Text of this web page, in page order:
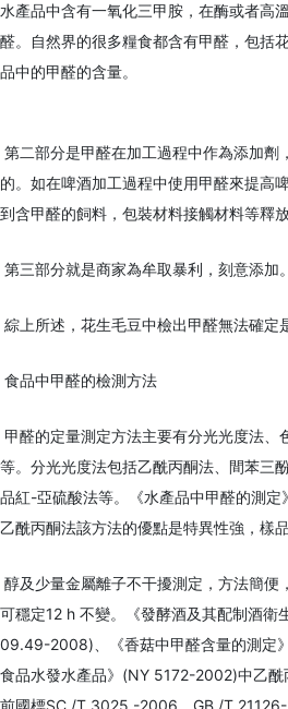
水產品中含有一氧化三甲胺，在酶或者高
醛。自然界的很多糧食都含有甲醛，包括
品中的甲醛的含量。
第二部分是甲醛在加工過程中作為添加劑
的。如在啤酒加工過程中使用甲醛來提高
到含甲醛的飼料，包裝材料接觸材料等釋
第三部分就是商家為牟取暴利，刻意添加。
綜上所述，花生毛豆中檢出甲醛無法確定
食品中甲醛的檢測方法
甲醛的定量測定方法主要有分光光度法、
等。分光光度法包括乙酰丙酮法、間苯三
品紅-亞硫酸法等。《水產品中甲醛的測
乙酰丙酮法該方法的優點是特異性強，樣
醇及少量金屬離子不干擾測定，方法簡便
可穩定12 h 不變。《發酵酒及其配制酒衛
09.49-2008)、《香菇中甲醛含量的測定
食品水發水產品》(NY 5172-2002)中乙酰